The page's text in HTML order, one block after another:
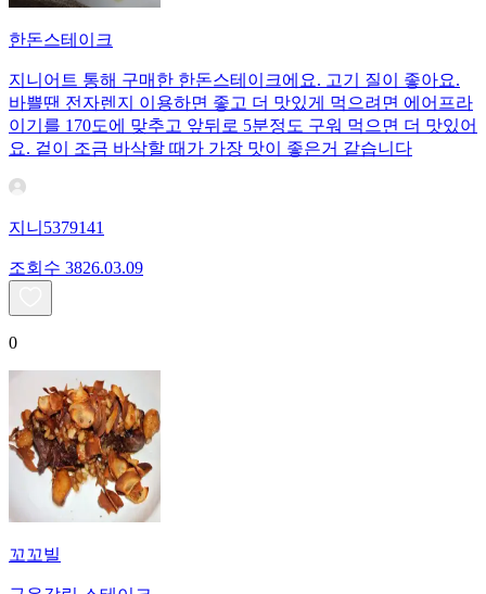
한돈스테이크
지니어트 통해 구매한 한돈스테이크에요. 고기 질이 좋아요.
바쁠땐 전자렌지 이용하면 좋고 더 맛있게 먹으려면 에어프라
이기를 170도에 맞추고 앞뒤로 5분정도 구워 먹으면 더 맛있어
요. 겉이 조금 바삭할 때가 가장 맛이 좋은거 같습니다
지니5379141
조회수 3826.03.09
0
꼬꼬빌